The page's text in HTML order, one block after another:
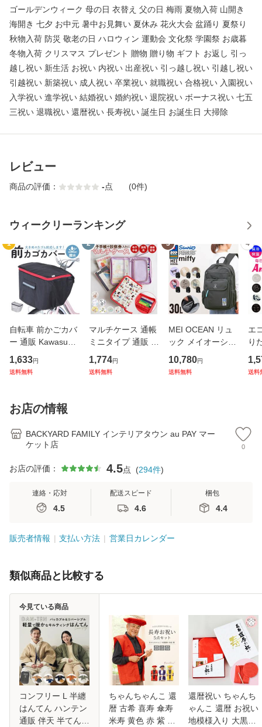
ゴールデンウィーク 母の日 衣替え 父の日 梅雨 夏物入荷 山開き
海開き 七夕 お中元 暑中お見舞い 夏休み 花火大会 盆踊り 夏祭り
秋物入荷 防災 敬老の日 ハロウィン 運動会 文化祭 学園祭 お歳暮
冬物入荷 クリスマス プレゼント 贈物 贈り物 ギフト お返し 引っ
越し祝い 新生活 お祝い 内祝い 出産祝い 引っ越し祝い 引越し祝い
引越祝い 新築祝い 成人祝い 卒業祝い 就職祝い 合格祝い 入園祝い
入学祝い 進学祝い 結婚祝い 婚約祝い 退院祝い ボーナス祝い 七五
三祝い 退職祝い 還暦祝い 長寿祝い 誕生日 お誕生日 大掃除
レビュー
商品の評価： -点 (0件)
ウィークリーランキング
1
自転車 前かごカバ
ー 通販 Kawasumi
カワスミ 前カゴカ
バー バスケット カ
カバー 前 Keia＋
かわ
1,633円
送料無料
2
マルチケース 通帳
ミニタイプ 通販 母
子手帳ケース お薬
手帳 ポーチ 通帳ケ
1,774円
送料無料
3
MEI OCEAN リュ
ック メイオーシャ
ン 6206 通販 リュ
ックサック バック
10,780円
送料無料
4
エ
り
ト
ア
送料
お店の情報
BACKYARD FAMILY インテリアタウン au PAY マー
ケット店
0
お店の評価： 4.5点 (294件)
連絡・応対
4.5
配送スピード
4.6
梱包
4.4
販売者情報 支払い方法 営業日カレンダー
類似商品と比較する
コンフリー L 半纏
はんてん ハンテン
通販 伴天 半てん
今見ている商品
ちゃんちゃんこ 還
暦 古希 喜寿 傘寿
米寿 黄色 赤 紫 祝
還暦祝い ちゃんち
ゃんこ 還暦 お祝い
地模様入り 大黒帽